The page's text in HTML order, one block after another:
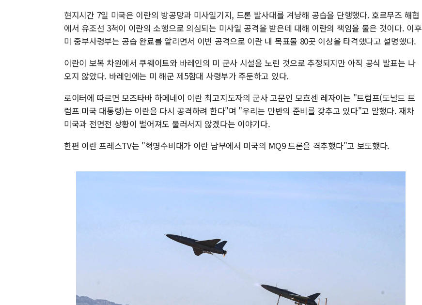
현지시간 7일 미국은 이란의 방공망과 미사일기지, 드론 발사대를 겨냥해 공습을 단행했다. 호르무즈 해협
에서 유조선 3척이 이란의 소행으로 의심되는 미사일 공격을 받은데 대해 이란의 책임을 물은 것이다. 이후
미 중부사령부는 공습 완료를 알리면서 이번 공격으로 이란 내 목표물 80곳 이상을 타격했다고 설명했다.
이란이 보복 차원에서 쿠웨이트와 바레인의 미 군사 시설을 노린 것으로 추정되지만 아직 공식 발표는 나
오지 않았다. 바레인에는 미 해군 제5함대 사령부가 주둔하고 있다.
로이터에 따르면 모즈타바 하메네이 이란 최고지도자의 군사 고문인 모흐센 레자이는 "트럼프(도널드 트
럼프 미국 대통령)는 이란을 다시 공격하려 한다"며 "우리는 만반의 준비를 갖추고 있다"고 말했다. 재차
미국과 전면전 상황이 벌어져도 물러서지 않겠다는 이야기다.
한편 이란 프레스TV는 "혁명수비대가 이란 남부에서 미국의 MQ9 드론을 격추했다"고 보도했다.